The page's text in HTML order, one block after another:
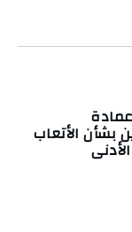
بشأن الأتعاب